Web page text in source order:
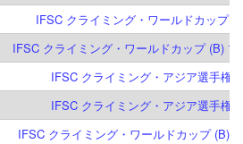
IFSC クライミング・ワールドカップ
IFSC クライミング・ワールドカップ (B)
IFSC クライミング・アジア選手権
IFSC クライミング・アジア選手権
IFSC クライミング・ワールドカップ (B)